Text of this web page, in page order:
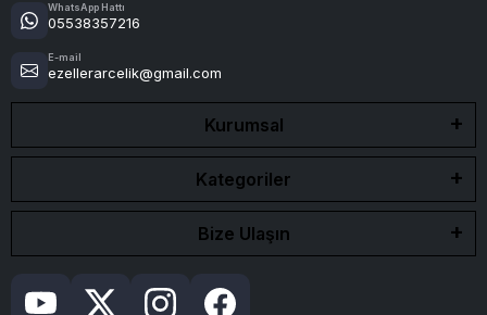
WhatsApp Hattı
05538357216
E-mail
ezellerarcelik@gmail.com
Kurumsal
Kategoriler
Bize Ulaşın